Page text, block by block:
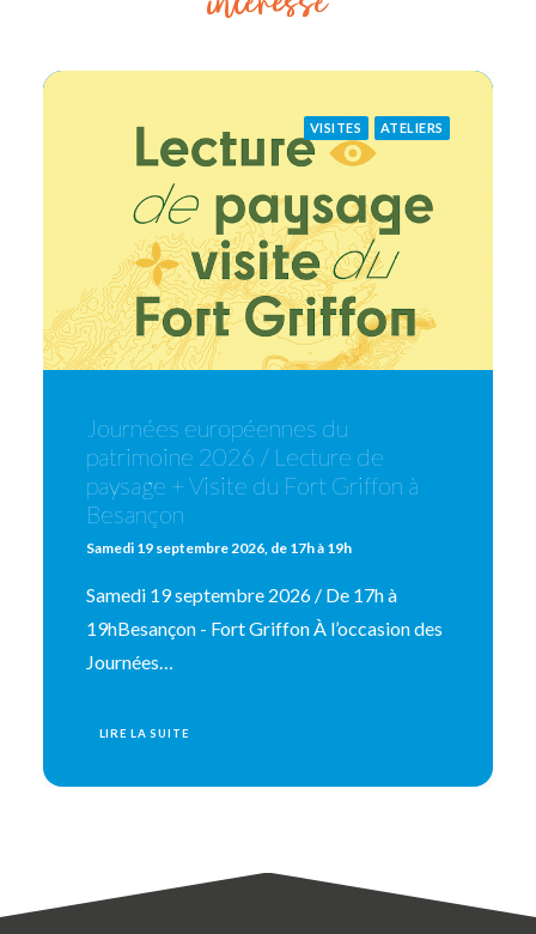
VISITES ATELIERS
Journées européennes du
patrimoine 2026 / Lecture de
paysage + Visite du Fort Griffon à
Besançon
Samedi 19 septembre 2026, de 17h à 19h
Samedi 19 septembre 2026 / De 17h à
19hBesançon - Fort Griffon À l’occasion des
Journées…
LIRE LA SUITE